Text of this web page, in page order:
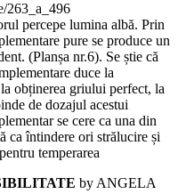
263_a_496
percepe lumina albă. Prin
pure se produce un
(Planșa nr.6). Se știe că
duce la
obținerea griului perfect, la
de dozajul acestui
se cere ca una din
ca întindere ori strălucire și
temperarea
by ANGELA